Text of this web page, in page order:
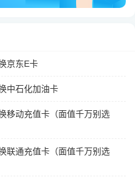
京东E卡
中石化加油卡
移动充值卡（面值千万别选
联通充值卡（面值千万别选